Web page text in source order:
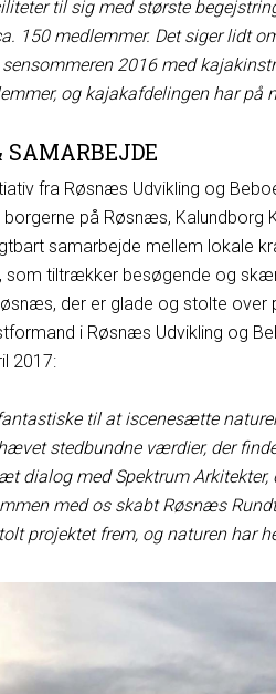
til sig med største
150 medlemmer. Det siger lidt
2016 med
og kajakafdelingen har
fra Røsnæs Udvikling og
på Røsnæs, Kalundborg
samarbejde mellem lokale
som tiltrækker besøgende og
der er glade og stolte
i Røsnæs Udvikling og
2017:
til at iscenesætte
stedbundne værdier, der
dialog med Spektrum
med os skabt Røsnæs
projektet frem, og naturen har